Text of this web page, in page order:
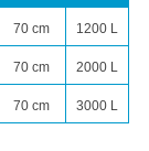
70 cm 1200 L
70 cm 2000 L
70 cm 3000 L